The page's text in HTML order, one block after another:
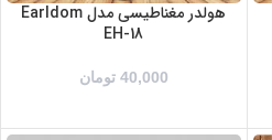
هولدر مغناطیسی مدل Earldom
EH-18
40,000 تومان